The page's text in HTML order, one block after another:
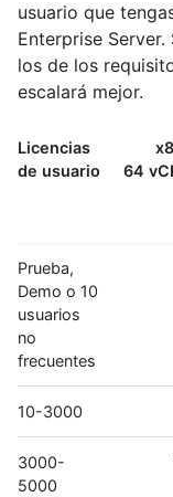
usuario que
Enterprise
los de los
escalará mejor.
Licencias
de usuario
64
Prueba,
Demo o 10
usuarios
no
frecuentes
10-3000
3000-
5000